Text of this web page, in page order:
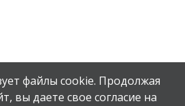
железнодорожный техникум им.
файлы cookie. Продолжая
вы даете свое согласие на